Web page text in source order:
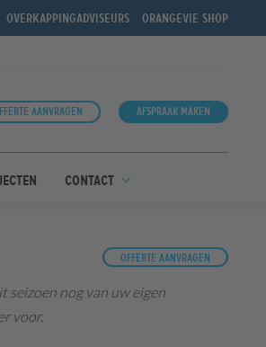
Overkappingadviseurs OrangeVie shop
aanvragen Afspraak maken
Contact
Offerte aanvragen
seizoen nog van uw eigen
voor.